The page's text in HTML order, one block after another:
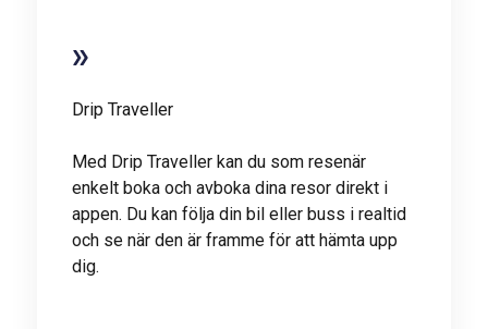
Drip Traveller
Med Drip Traveller kan du som resenär
enkelt boka och avboka dina resor direkt i
appen. Du kan följa din bil eller buss i realtid
och se när den är framme för att hämta upp
dig.